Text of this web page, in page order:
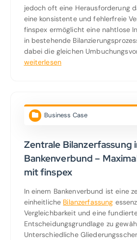
jedoch oft eine Herausforderung
eine konsistente und fehlerfreie
finspex ermöglicht eine nahtlose
in bestehende
dabei die gleichen
weiterlesen
Business Case
Zentrale Bilanzerfassung
Bankenverbund –
mit finspex
In einem Bankenverbund ist eine
einheitliche Bilanzerfassung
Vergleichbarkeit und eine
Entscheidungsgrundlage zu
Unterschiedliche